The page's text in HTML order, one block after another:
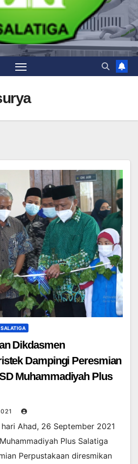
SALATIGA
Dikdasmen
Dampingi Peresmian
Muhammadiyah Plus
hari Ahad, 26 September 2021
Plus Salatiga
Perpustakaan diresmikan